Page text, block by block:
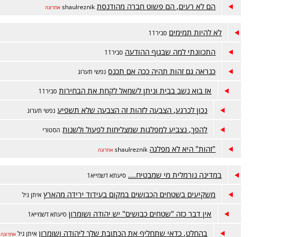
הם לא רעים, הם פשוט חברה מהודנסת shaulreznik אחרונה
לא להיות תמימים סביר11
התכוונתי למה שבגוף ההודעה סביר11
כנראה גם זהות תהיה ככה אם תכנס נפשי תערוג
אז בוא נשב בבית וניתן לשמאל לקחת את הבחירות סביר11
נכון לכרגע, הצבעה לזהות זה הצבעה שלא תשפיע נפשי תערוג
להפך, נצביע למפלגות שמצליחות לפעול ולשנות הסטורי
"זהות" היא לא מפלגה shaulreznik אחרונה
במדינה נורמלית מי שמבטיח…. סיעתא דשמייא1
משקיעים בשטחים הכבושים במקום בעידוד ירידה מהארץ איתן גיל
אין דבר כזה "שטחים כבושים" יש יהודה ושומרון סיעתא דשמייא1
בהחלט, כדאי שתחליף את הכתובת שלך ליהודה ושומרון איתן גיל אחרונה